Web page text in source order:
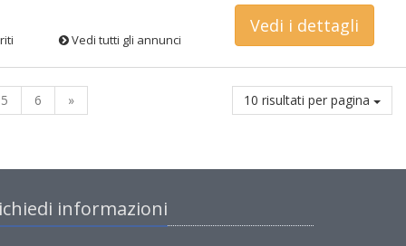
Vedi tutti gli annunci
Vedi i dettagli
5 6 » 10 risultati per pagina
informazioni